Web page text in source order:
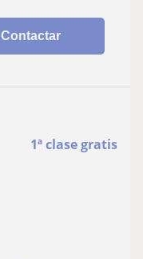
Contactar
1ª clase gratis